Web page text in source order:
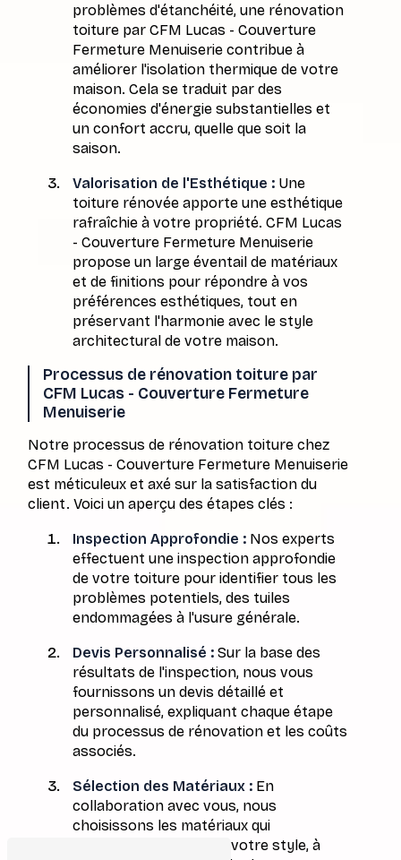
problèmes d'étanchéité, une rénovation
toiture par CFM Lucas - Couverture
Fermeture Menuiserie contribue à
améliorer l'isolation thermique de votre
maison. Cela se traduit par des
économies d'énergie substantielles et
un confort accru, quelle que soit la
saison.
Valorisation de l'Esthétique : Une
toiture rénovée apporte une esthétique
rafraîchie à votre propriété. CFM Lucas
- Couverture Fermeture Menuiserie
propose un large éventail de matériaux
et de finitions pour répondre à vos
préférences esthétiques, tout en
préservant l'harmonie avec le style
architectural de votre maison.
Processus de rénovation toiture par
CFM Lucas - Couverture Fermeture
Menuiserie
Notre processus de rénovation toiture chez
CFM Lucas - Couverture Fermeture Menuiserie
est méticuleux et axé sur la satisfaction du
client. Voici un aperçu des étapes clés :
Inspection Approfondie : Nos experts
effectuent une inspection approfondie
de votre toiture pour identifier tous les
problèmes potentiels, des tuiles
endommagées à l'usure générale.
Devis Personnalisé : Sur la base des
résultats de l'inspection, nous vous
fournissons un devis détaillé et
personnalisé, expliquant chaque étape
du processus de rénovation et les coûts
associés.
Sélection des Matériaux : En
collaboration avec vous, nous
choisissons les matériaux qui
conviennent le mieux à votre style, à